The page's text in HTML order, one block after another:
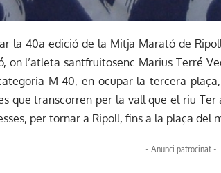
la 40a edició de la Mitja Marató de
on l’atleta santfruitosenc Marius Terré
M-40, en ocupar la tercera
que transcorren per la vall que el riu
per tornar a Ripoll, fins a la plaça del
- Anunci patrocinat -